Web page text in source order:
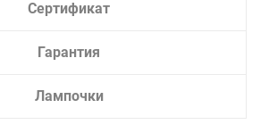
Сертификат
Гарантия
Лампочки